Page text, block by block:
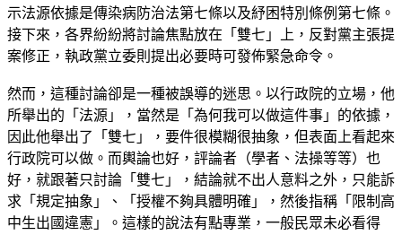
示法源依據是傳染病防治法第七條以及紓困特別條例第七條。
接下來，各界紛紛將討論焦點放在「雙七」上，反對黨主張提
案修正，執政黨立委則提出必要時可發佈緊急命令。
然而，這種討論卻是一種被誤導的迷思。以行政院的立場，他
所舉出的「法源」，當然是「為何我可以做這件事」的依據，
因此他舉出了「雙七」，要件很模糊很抽象，但表面上看起來
行政院可以做。而輿論也好，評論者（學者、法操等等）也
好，就跟著只討論「雙七」，結論就不出人意料之外，只能訴
求「規定抽象」、「授權不夠具體明確」，然後指稱「限制高
中生出國違憲」。這樣的說法有點專業，一般民眾未必看得